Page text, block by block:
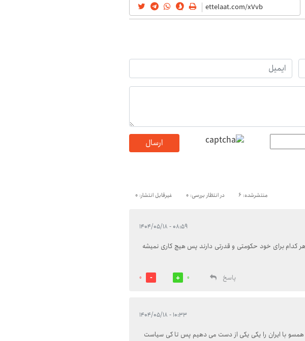
ارسال
منتشرشده: 6 در انتظار بررسی: 0 غیرقابل انتشار: 0
۰۸:۵۹ - ۱۴۰۴/۰۵/۱۸
کدام برای خود حکومتی و قدرتی دارند پس هیچ کاری نمیشه
پاسخ
0
0
۱۰:۳۳ - ۱۴۰۴/۰۵/۱۸
با ایران را یکی یکی از دست می دهیم پس تا کی سیاست